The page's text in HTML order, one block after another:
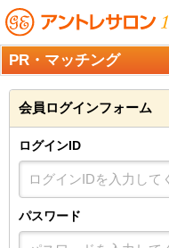
PR・マッチング
会員ログインフォーム
ログインID
パスワード